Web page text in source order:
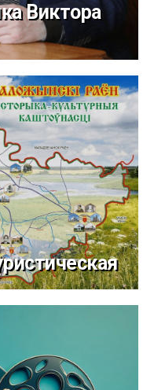
Виктора